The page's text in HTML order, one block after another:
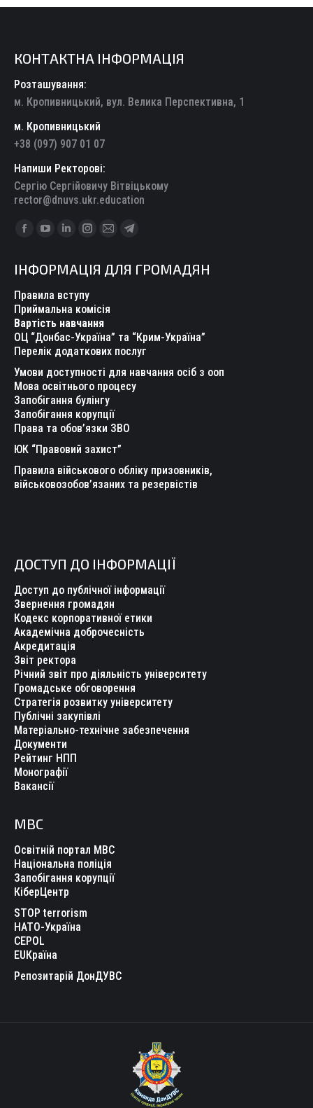
КОНТАКТНА ІНФОРМАЦІЯ
Розташування:
м. Кропивницький, вул. Велика Перспективна, 1
м. Кропивницький
+38 (097) 907 01 07
Напиши Ректорові:
Сергію Сергійовичу Вітвіцькому
rector@dnuvs.ukr.education
Find us on:
Facebook
opens
in
new
window
YouTube
opens
in
new
window
Linkedin
opens
in
new
window
Instagram
opens
in
new
window
Mail
opens
new
Telegram
opens
ІНФОРМАЦІЯ ДЛЯ ГРОМАДЯН
Правила вступу
Приймальна комісія
Вартість навчання
ОЦ “Донбас-Україна” та “Крим-Україна”
Перелік додаткових послуг
Умови доступності для навчання осіб з ооп
Мова освітнього процесу
Запобігання булінгу
Запобігання корупції
Права та обов’язки ЗВО
ЮК “Правовий захист”
Правила військового обліку призовників,
військовозобов’язаних та резервістів
ДОСТУП ДО ІНФОРМАЦІЇ
Доступ до публічної інформації
Звернення громадян
Кодекс корпоративної етики
Академічна доброчесність
Акредитація
Звіт ректора
Річний звіт про діяльність університету
Громадське обговорення
Стратегія розвитку університету
Публічні закупівлі
Матеріально-технічне забезпечення
Документи
Рейтинг НПП
Монографії
Вакансії
МВС
Освітній портал МВС
Національна поліція
Запобігання корупції
КіберЦентр
STOP terrorism
НАТО-Україна
CEPOL
EUКраїна
Репозитарій ДонДУВС